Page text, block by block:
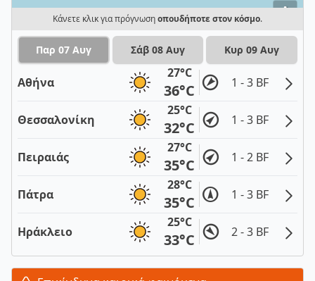
i
Κάνετε κλικ για πρόγνωσηοπουδήποτε στον κόσμο.
Παρ 07 Αυγ Σάβ 08 Αυγ Κυρ 09 Αυγ
Αθήνα
27°C
36°C 1 - 3 BF
Θεσσαλονίκη
25°C
32°C 1 - 3 BF
Πειραιάς
27°C
35°C 1 - 2 BF
Πάτρα
28°C
35°C 1 - 3 BF
Ηράκλειο
25°C
33°C 2 - 3 BF